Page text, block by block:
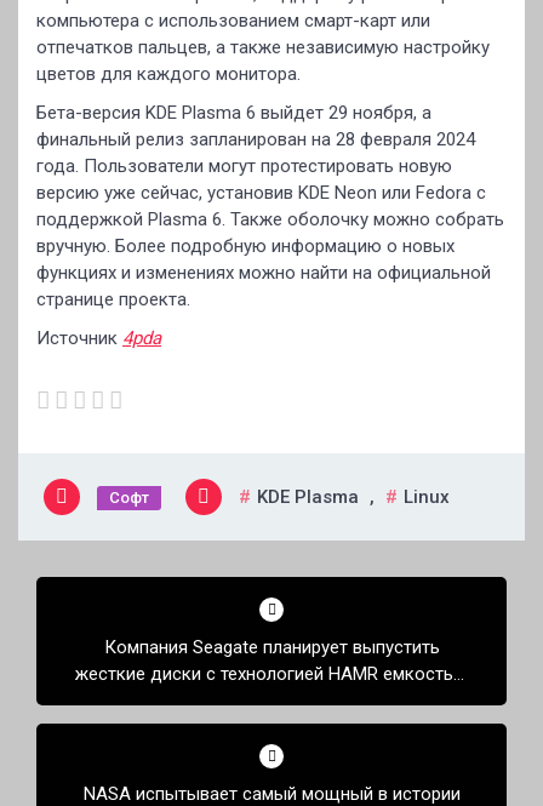
компьютера с использованием смарт-карт или
отпечатков пальцев, а также независимую настройку
цветов для каждого монитора.
Бета-версия KDE Plasma 6 выйдет 29 ноября, а
финальный релиз запланирован на 28 февраля 2024
года. Пользователи могут протестировать новую
версию уже сейчас, установив KDE Neon или Fedora с
поддержкой Plasma 6. Также оболочку можно собрать
вручную. Более подробную информацию о новых
функциях и изменениях можно найти на официальной
странице проекта.
Источник 4pda
Софт KDE Plasma , Linux
Навигация
записямКомпания Seagate планирует выпустить
жесткие диски с технологией HAMR емкостью
от 40 ТБ в 2025 году
NASA испытывает самый мощный в истории